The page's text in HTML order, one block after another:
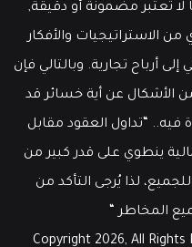
تعتبر مضمونة أو دقيقة,
الاستراتيجيات والأفكار
أرباح تجارية. وبالتالي فإن
الأشكال عن أية خسائر قد
فيه.. “تداول العقود مقابل
ينطوي على قدر كبير من
لذا يُرجى التأكد من
المخاطر “